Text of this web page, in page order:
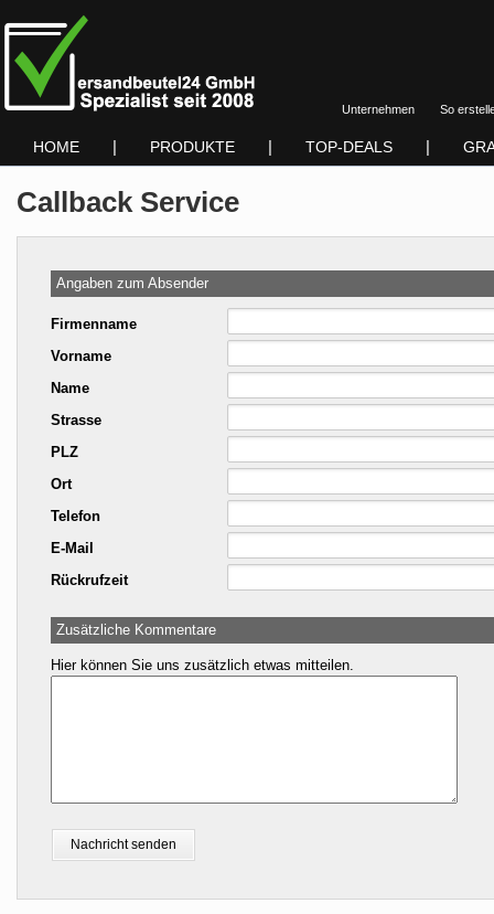
Unternehmen So
HOME | PRODUKTE | TOP-DEALS |
Callback Service
Angaben zum Absender
Firmenname
Vorname
Name
Strasse
PLZ
Ort
Telefon
E-Mail
Rückrufzeit
Zusätzliche Kommentare
Hier können Sie uns zusätzlich etwas mitteilen.